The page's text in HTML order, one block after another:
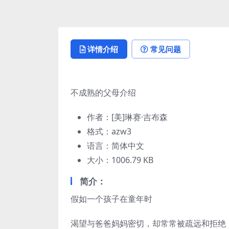
详情介绍 常见问题
不成熟的父母介绍
作者：[美]琳赛·吉布森
格式：azw3
语言：简体中文
大小：1006.79 KB
简介：
假如一个孩子在童年时
渴望与爸爸妈妈密切，却常常被疏远和拒绝